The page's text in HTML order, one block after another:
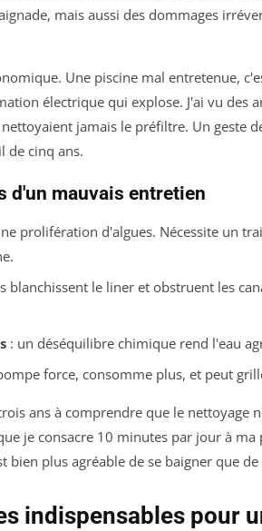
mais aussi des dommages
Une piscine mal entretenue,
électrique qui explose. J'ai vu des
jamais le préfiltre. Un geste
de cinq ans.
d'un mauvais entretien
prolifération d'algues. Nécessite un
blanchissent le liner et obstruent les
: un déséquilibre chimique rend l'eau
force, consomme plus, et peut
ans à comprendre que le nettoyage
je consacre 10 minutes par jour à
bien plus agréable de se baigner que
indispensables pour